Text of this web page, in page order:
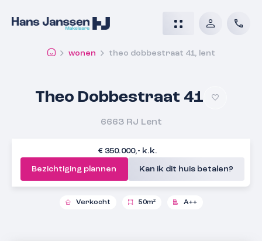
wonen theo dobbestraat 41, lent
Theo Dobbestraat 41
6663 RJ Lent
€ 350.000,- k.k.
Bezichtiging plannen Kan ik dit huis betalen?
Verkocht 50m² A++